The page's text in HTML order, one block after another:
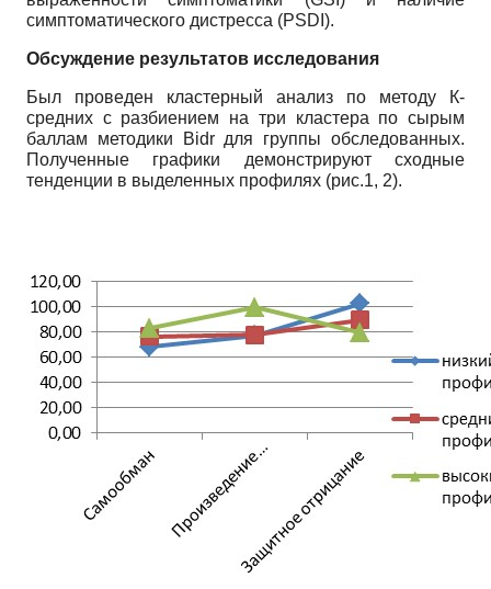
симптоматического дистресса (PSDI).
Обсуждение результатов исследования
Был проведен кластерный анализ по методу К-
средних с разбиением на три кластера по сырым
баллам методики Bidr для группы обследованных.
Полученные графики демонстрируют сходные
тенденции в выделенных профилях (рис.1, 2).